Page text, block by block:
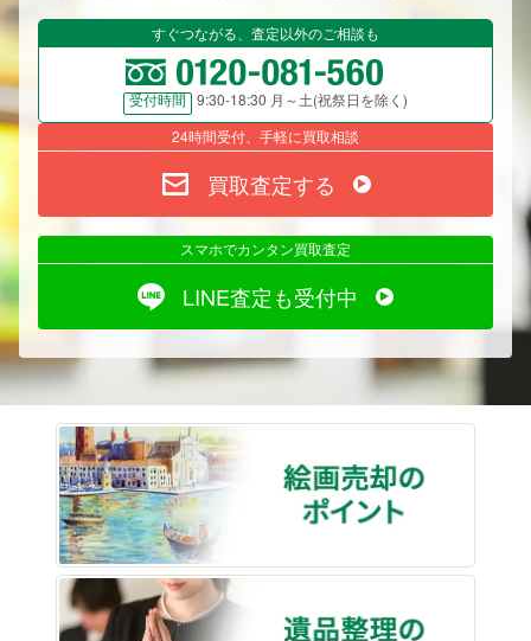
すぐつながる、査定以外のご相談も
受付時間
9:30-18:30 月～土(祝祭日を除く)
24時間受付、手軽に買取相談
買取査定する
スマホでカンタン買取査定
LINE査定も受付中